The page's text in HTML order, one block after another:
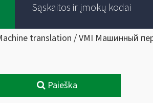
Sąskaitos ir įmokų kodai
translation / VMI Машинный
Paieška